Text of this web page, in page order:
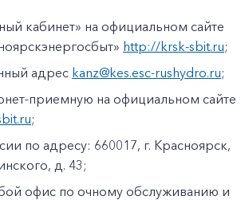
кабинет» на официальном сайте
http://krsk-sbit.ru;
адрес kanz@kes.esc-rushydro.ru;
приемную на официальном сайте
;
по адресу: 660017, г. Красноярск,
д. 43;
офис по очному обслуживанию и